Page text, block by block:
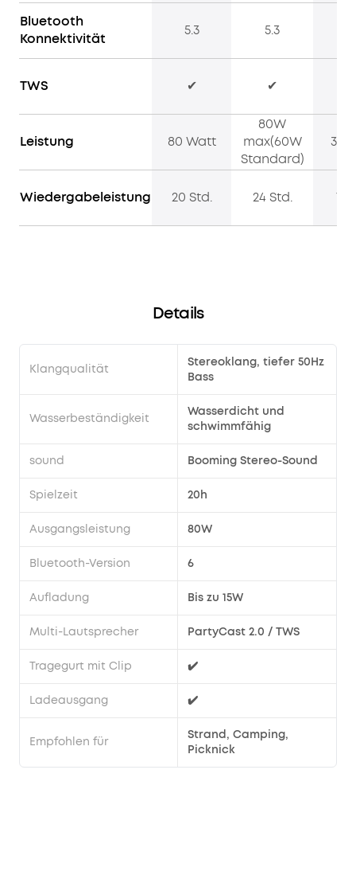
zu
gestalten.
ABSOLUT
STRAPAZIERFÄHIG:
Mach
dank
IP67-
Zertifizierung
Motion
Wasserspritzer,
verschütteten
oder
:
die
Leistung
bitte
die
Soundcore-
verwenden
auf
die
neueste
Bluetooth
Konnektivität
5.3 5.3
TWS ✔ ✔
Leistung 80 Watt
80W
max(60W
Standard)
30
Wiedergabeleistung 20 Std. 24 Std. 13
Details
Klangqualität
Stereoklang, tiefer 50Hz
Bass
Wasserbeständigkeit
Wasserdicht und
schwimmfähig
sound Booming Stereo-Sound
Spielzeit 20h
Ausgangsleistung 80W
Bluetooth-Version 6
Aufladung Bis zu 15W
Multi-Lautsprecher PartyCast 2.0 / TWS
Tragegurt mit Clip ✔️
Ladeausgang ✔️
Empfohlen für
Strand, Camping,
Picknick